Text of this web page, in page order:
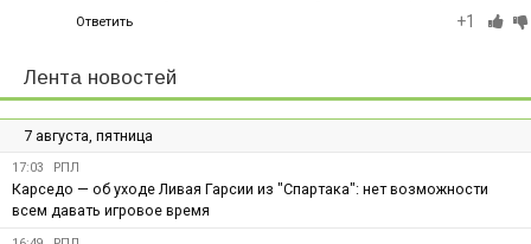
Ответить +1
Лента новостей
7 августа, пятница
17:03 РПЛ
Карседо — об уходе Ливая Гарсии из "Спартака": нет возможности
всем давать игровое время